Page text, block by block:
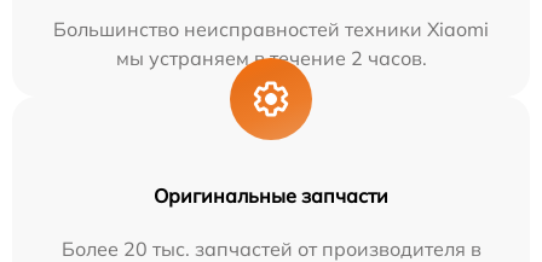
Большинство неисправностей техники Xiaomi
мы устраняем в течение 2 часов.
Оригинальные запчасти
Более 20 тыс. запчастей от производителя в